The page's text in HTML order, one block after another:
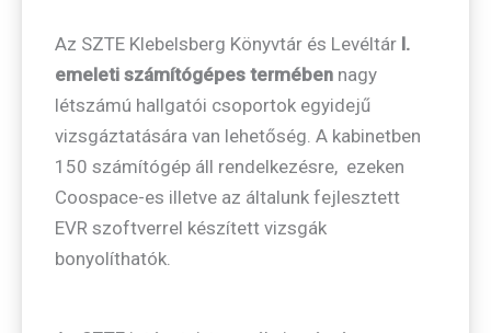
Az SZTE Klebelsberg Könyvtár és Levéltár I.
emeleti számítógépes termében nagy
létszámú hallgatói csoportok egyidejű
vizsgáztatására van lehetőség. A kabinetben
150 számítógép áll rendelkezésre, ezeken
Coospace-es illetve az általunk fejlesztett
EVR szoftverrel készített vizsgák
bonyolíthatók.